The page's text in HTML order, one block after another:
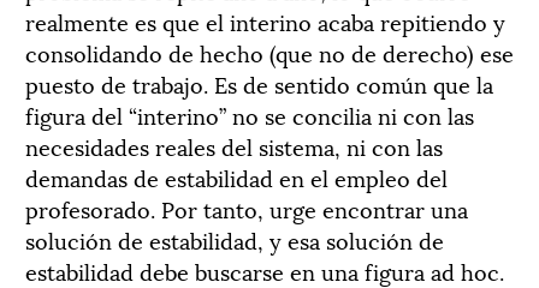
realmente es que el interino acaba repitiendo y
consolidando de hecho (que no de derecho) ese
puesto de trabajo. Es de sentido común que la
figura del “interino” no se concilia ni con las
necesidades reales del sistema, ni con las
demandas de estabilidad en el empleo del
profesorado. Por tanto, urge encontrar una
solución de estabilidad, y esa solución de
estabilidad debe buscarse en una figura ad hoc.